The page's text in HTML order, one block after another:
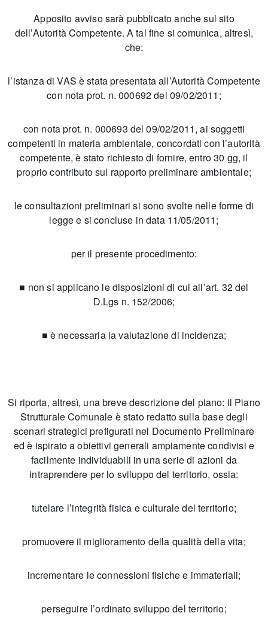
Apposito avviso sarà pubblicato anche sul sito
dell’Autorità Competente. A tal fine si comunica, altresì,
che:
l’istanza di VAS è stata presentata all’Autorità Competente
con nota prot. n. 000692 del 09/02/2011;
con nota prot. n. 000693 del 09/02/2011, ai soggetti
competenti in materia ambientale, concordati con l’autorità
competente, è stato richiesto di fornire, entro 30 gg, il
proprio contributo sul rapporto preliminare ambientale;
le consultazioni preliminari si sono svolte nelle forme di
legge e si concluse in data 11/05/2011;
per il presente procedimento:
■ non si applicano le disposizioni di cui all’art. 32 del
D.Lgs n. 152/2006;
■ è necessaria la valutazione di incidenza;
Si riporta, altresì, una breve descrizione del piano: il Piano
Strutturale Comunale è stato redatto sulla base degli
scenari strategici prefigurati nel Documento Preliminare
ed è ispirato a obiettivi generali ampiamente condivisi e
facilmente individuabili in una serie di azioni da
intraprendere per lo sviluppo del territorio, ossia:
tutelare l’integrità fisica e culturale del territorio;
promuovere il miglioramento della qualità della vita;
incrementare le connessioni fisiche e immateriali;
perseguire l’ordinato sviluppo del territorio;